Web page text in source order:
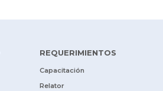
REQUERIMIENTOS
Capacitación
Relator